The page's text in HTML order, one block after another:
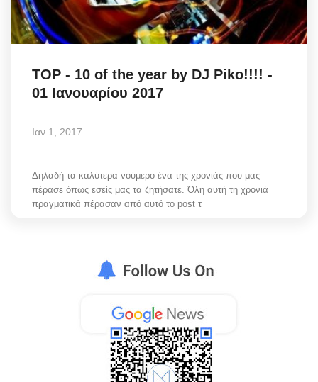
TOP - 10 of the year by DJ Piko!!!! -
01 Ιανουαρίου 2017
Ιαν 1, 2017
Δηλαδή τα καλύτερα νούμερο ένα της χρονιάς που μας
πέρασε όπως εσείς μας τα ζητήσατε. Όλη αυτή τη χρονιά
πραγματικά πέρασαν από αυτό το post τ